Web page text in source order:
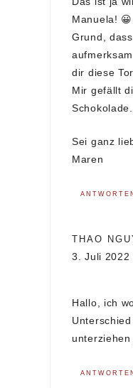
Manuela!
Grund,
dir diese
Mir gefällt
Schokolade.
Sei ganz
Maren
ANTWORTEN
THAO
3. Juli 2022
Hallo, ich
unterziehen
ANTWORTEN